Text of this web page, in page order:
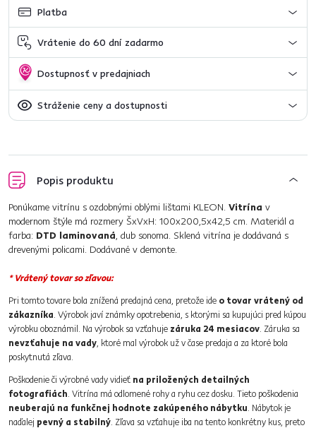
Platba
Vrátenie do 60 dní zadarmo
Dostupnosť v predajniach
Stráženie ceny a dostupnosti
Popis produktu
Ponúkame vitrínu s ozdobnými oblými lištami KLEON. Vitrína v
modernom štýle má rozmery ŠxVxH: 100x200,5x42,5 cm. Materiál a
farba: DTD laminovaná, dub sonoma. Sklená vitrína je dodávaná s
drevenými policami. Dodávané v demonte.
* Vrátený tovar so zľavou:
Pri tomto tovare bola znížená predajná cena, pretože ide o tovar vrátený od
zákazníka . Výrobok javí známky opotrebenia, s ktorými sa kupujúci pred kúpou
výrobku oboznámil. Na výrobok sa vzťahuje záruka 24 mesiacov . Záruka sa
nevzťahuje na vady , ktoré mal výrobok už v čase predaja a za ktoré bola
poskytnutá zľava.
Poškodenie či výrobné vady vidieť na priložených detailných
fotografiách . Vitrína má odlomené rohy a ryhu cez dosku. Tieto poškodenia
neuberajú na funkčnej hodnote zakúpeného nábytku . Nábytok je
naďalej pevný a stabilný . Zľava sa vzťahuje iba na tento konkrétny kus, preto